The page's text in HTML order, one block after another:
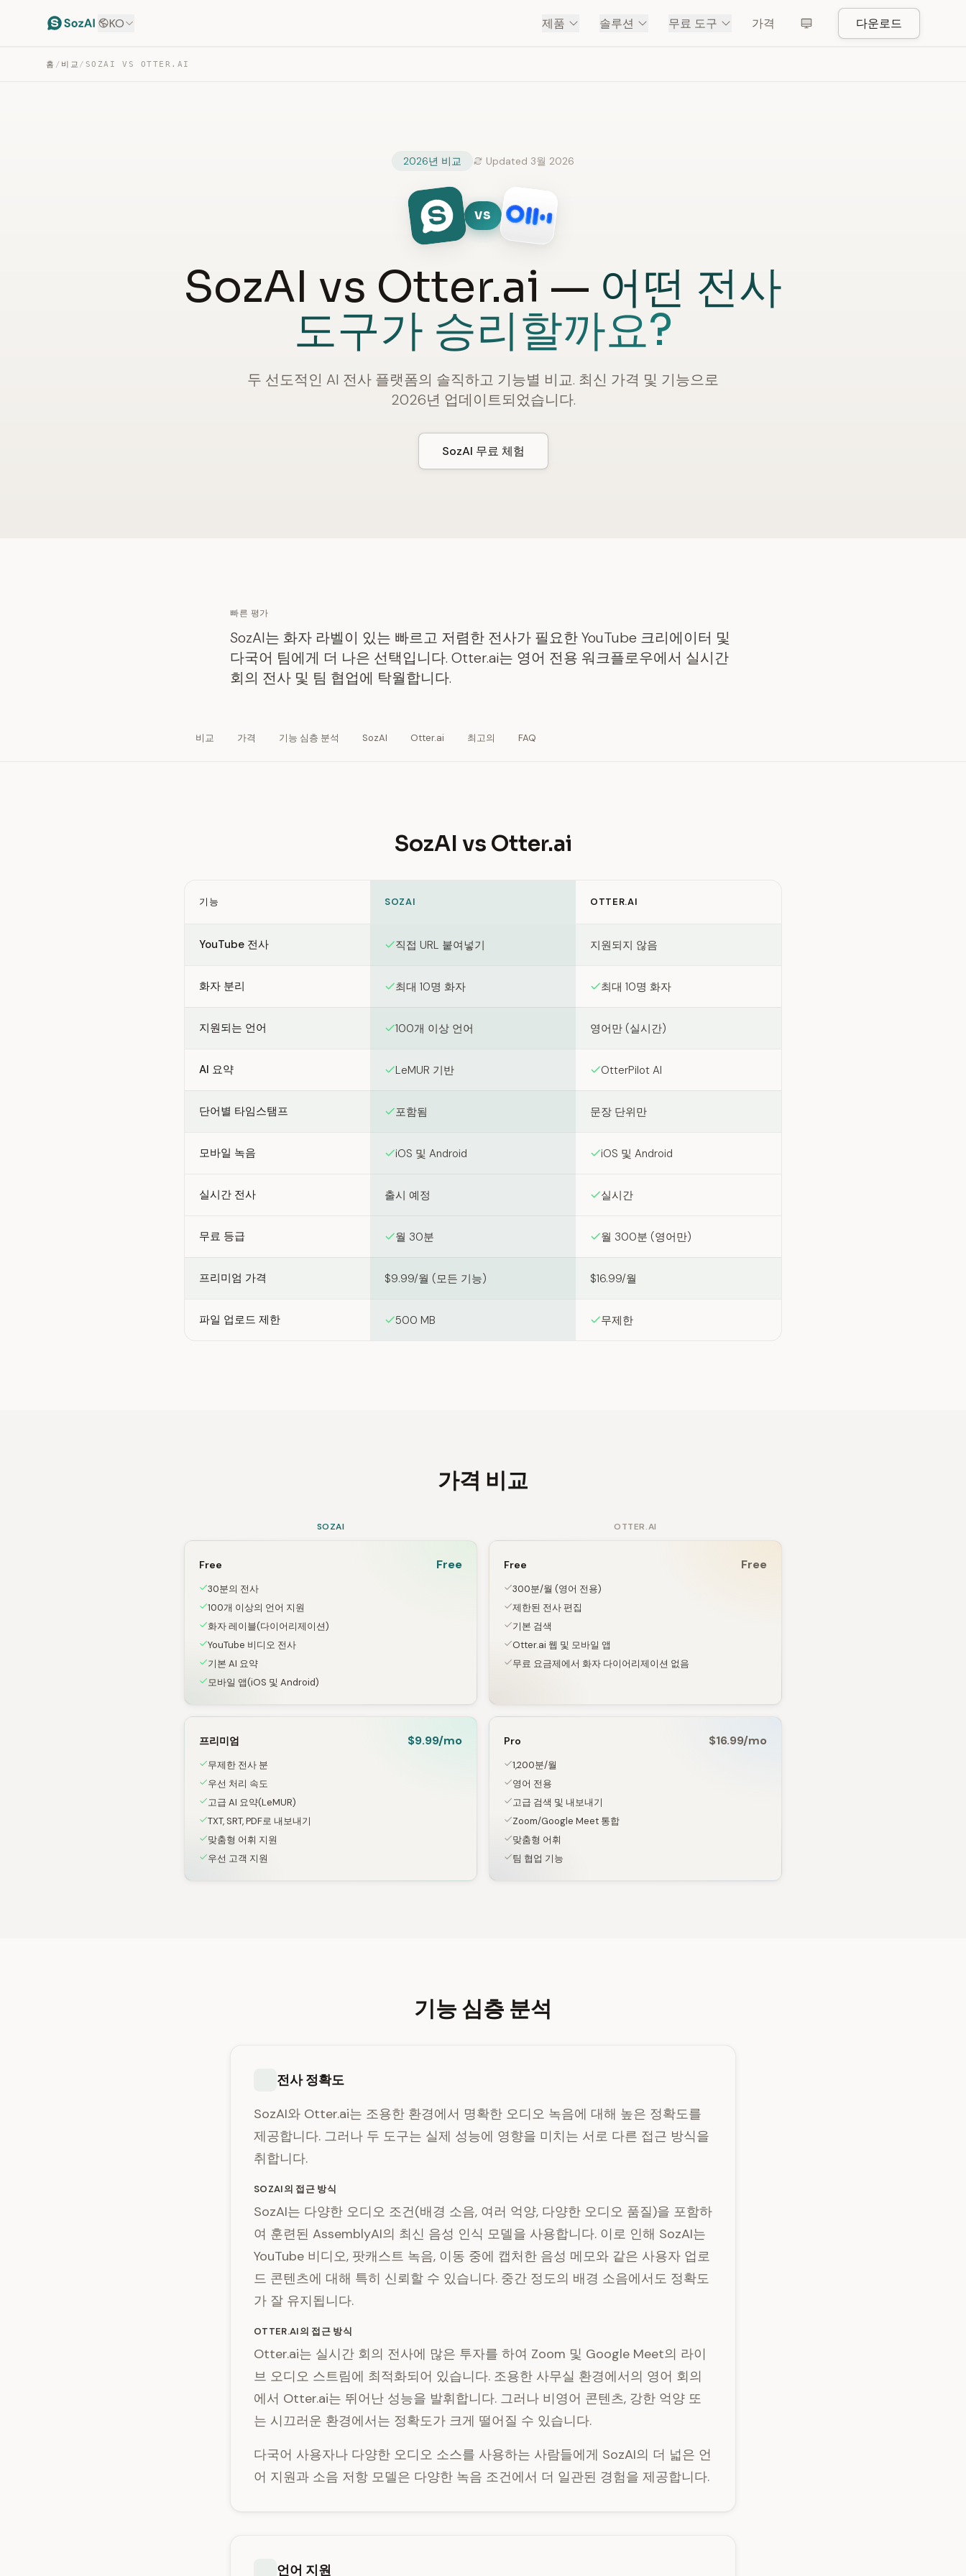
KO 제품 솔루션 무료 도구 가격 다운로드
홈 / 비교 / SOZAI VS OTTER.AI
2026년 비교 Updated 3월 2026
VS
SozAI vs Otter.ai — 어떤 전사
도구가 승리할까요?
두 선도적인 AI 전사 플랫폼의 솔직하고 기능별 비교. 최신 가격 및 기능으로
2026년 업데이트되었습니다.
SozAI 무료 체험
빠른 평가
SozAI는 화자 라벨이 있는 빠르고 저렴한 전사가 필요한 YouTube 크리에이터 및
다국어 팀에게 더 나은 선택입니다. Otter.ai는 영어 전용 워크플로우에서 실시간
회의 전사 및 팀 협업에 탁월합니다.
비교 가격 기능 심층 분석 SozAI Otter.ai 최고의 FAQ
SozAI vs Otter.ai
기능 SOZAI OTTER.AI
YouTube 전사 직접 URL 붙여넣기 지원되지 않음
화자 분리 최대 10명 화자 최대 10명 화자
지원되는 언어 100개 이상 언어 영어만 (실시간)
AI 요약 LeMUR 기반 OtterPilot AI
단어별 타임스탬프 포함됨 문장 단위만
모바일 녹음 iOS 및 Android iOS 및 Android
실시간 전사 출시 예정 실시간
무료 등급 월 30분 월 300분 (영어만)
프리미엄 가격 $9.99/월 (모든 기능) $16.99/월
파일 업로드 제한 500 MB 무제한
가격 비교
SOZAI OTTER.AI
Free Free
30분의 전사
100개 이상의 언어 지원
화자 레이블(다이어리제이션)
YouTube 비디오 전사
기본 AI 요약
모바일 앱(iOS 및 Android)
Free Free
300분/월 (영어 전용)
제한된 전사 편집
기본 검색
Otter.ai 웹 및 모바일 앱
무료 요금제에서 화자 다이어리제이션 없음
프리미엄 $9.99/mo
무제한 전사 분
우선 처리 속도
고급 AI 요약(LeMUR)
TXT, SRT, PDF로 내보내기
맞춤형 어휘 지원
우선 고객 지원
Pro $16.99/mo
1,200분/월
영어 전용
고급 검색 및 내보내기
Zoom/Google Meet 통합
맞춤형 어휘
팀 협업 기능
기능 심층 분석
전사 정확도
SozAI와 Otter.ai는 조용한 환경에서 명확한 오디오 녹음에 대해 높은 정확도를
제공합니다. 그러나 두 도구는 실제 성능에 영향을 미치는 서로 다른 접근 방식을
취합니다.
SOZAI의 접근 방식
SozAI는 다양한 오디오 조건(배경 소음, 여러 억양, 다양한 오디오 품질)을 포함하
여 훈련된 AssemblyAI의 최신 음성 인식 모델을 사용합니다. 이로 인해 SozAI는
YouTube 비디오, 팟캐스트 녹음, 이동 중에 캡처한 음성 메모와 같은 사용자 업로
드 콘텐츠에 대해 특히 신뢰할 수 있습니다. 중간 정도의 배경 소음에서도 정확도
가 잘 유지됩니다.
OTTER.AI의 접근 방식
Otter.ai는 실시간 회의 전사에 많은 투자를 하여 Zoom 및 Google Meet의 라이
브 오디오 스트림에 최적화되어 있습니다. 조용한 사무실 환경에서의 영어 회의
에서 Otter.ai는 뛰어난 성능을 발휘합니다. 그러나 비영어 콘텐츠, 강한 억양 또
는 시끄러운 환경에서는 정확도가 크게 떨어질 수 있습니다.
다국어 사용자나 다양한 오디오 소스를 사용하는 사람들에게 SozAI의 더 넓은 언
어 지원과 소음 저항 모델은 다양한 녹음 조건에서 더 일관된 경험을 제공합니다.
언어 지원